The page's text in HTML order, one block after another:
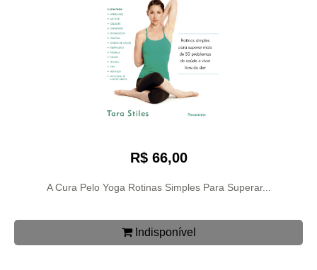
R$ 66,00
A Cura Pelo Yoga Rotinas Simples Para Superar...
Indisponível